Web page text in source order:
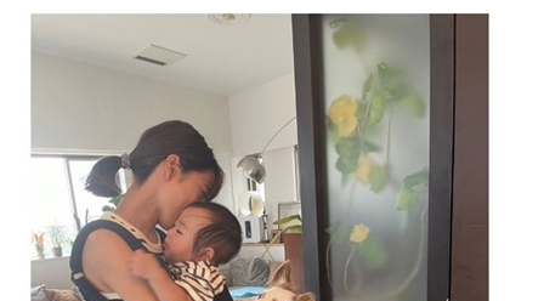
スマホと通信の最新トレンド
進化するPCとデバイスの未来
好きが集まる 比べて選べる
ビジネスと働き方のヒント
AI活用のいまが分かる
企業ITのトレンドを詳説